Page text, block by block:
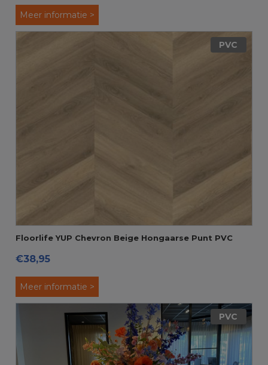
Meer informatie >
PVC
Floorlife YUP Chevron Beige Hongaarse Punt PVC
€38,95
Meer informatie >
PVC